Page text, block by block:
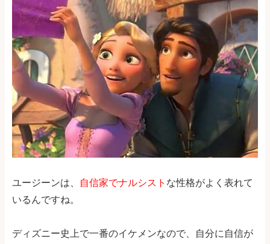
ユージーンは、 自信家でナルシスト な性格がよく表れて
いるんですね。
ディズニー史上で一番のイケメンなので、自分に自信が